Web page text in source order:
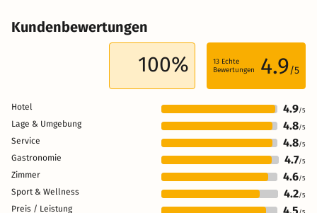
Kundenbewertungen
100% 13 Echte
Bewertungen
4.9/5
Hotel 4.9/5
Lage & Umgebung 4.8/5
Service 4.8/5
Gastronomie 4.7/5
Zimmer 4.6/5
Sport & Wellness 4.2/5
Preis / Leistung